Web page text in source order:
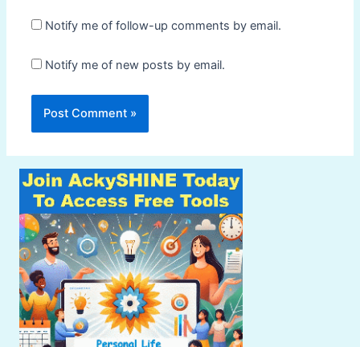
Notify me of follow-up comments by email.
Notify me of new posts by email.